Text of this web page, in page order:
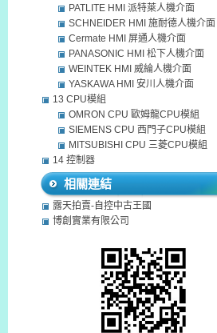
PATLITE HMI 派特萊人機介面
SCHNEIDER HMI 施耐德人機介面
Cermate HMI 屏通人機介面
PANASONIC HMI 松下人機介面
WEINTEK HMI 威綸人機介面
YASKAWA HMI 安川人機介面
13 CPU模組
OMRON CPU 歐姆龍CPU模組
SIEMENS CPU 西門子CPU模組
MITSUBISHI CPU 三菱CPU模組
14 控制器
相關連結
露天拍賣-自控中古王國
博創實業有限公司